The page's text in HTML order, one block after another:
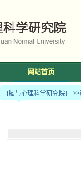
网站首页
[脑与心理科学研究院]